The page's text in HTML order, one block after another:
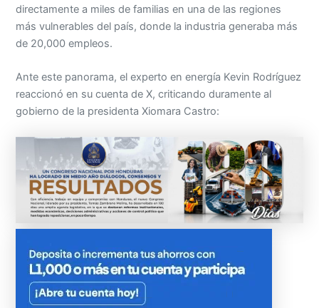
directamente a miles de familias en una de las regiones
más vulnerables del país, donde la industria generaba más
de 20,000 empleos.
Ante este panorama, el experto en energía Kevin Rodríguez
reaccionó en su cuenta de X, criticando duramente al
gobierno de la presidenta Xiomara Castro: